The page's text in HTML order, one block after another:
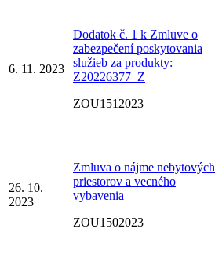
6. 11. 2023
Dodatok č. 1 k Zmluve o
zabezpečení poskytovania
služieb za produkty:
Z20226377_Z
ZOU1512023
26. 10.
2023
Zmluva o nájme nebytových
priestorov a vecného
vybavenia
ZOU1502023